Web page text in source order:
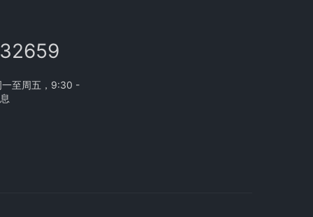
一至周五，9:30 -